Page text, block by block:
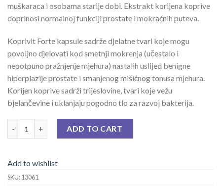
muškaraca i osobama starije dobi. Ekstrakt korijena koprive
doprinosi normalnoj funkciji prostate i mokraćnih puteva.
Koprivit Forte kapsule sadrže djelatne tvari koje mogu
povoljno djelovati kod smetnji mokrenja (učestalo i
nepotpuno pražnjenje mjehura) nastalih uslijed benigne
hiperplazije prostate i smanjenog mišićnog tonusa mjehura.
Korijen koprive sadrži trijeslovine, tvari koje vežu
bjelančevine i uklanjaju pogodno tlo za razvoj bakterija.
ADD TO CART
Add to wishlist
SKU:13061